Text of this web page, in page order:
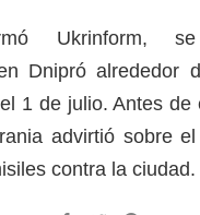
Ukrinform, se
Dnipró alrededor
1 de julio. Antes de
advirtió sobre
contra la ciudad.